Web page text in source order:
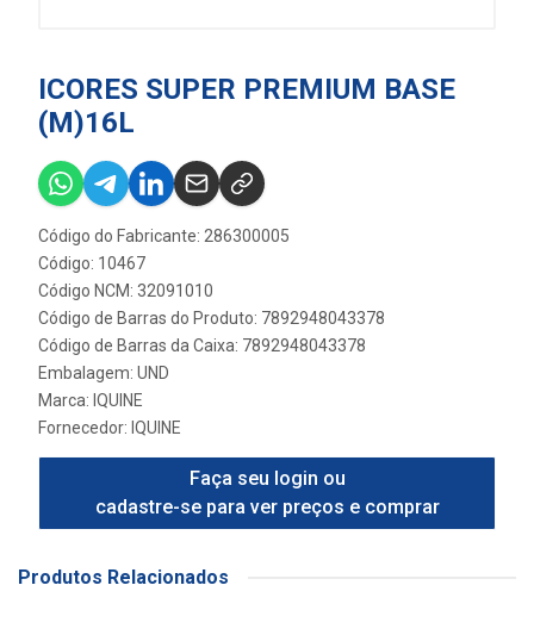
ICORES SUPER PREMIUM BASE
(M)16L
Código do Fabricante: 286300005
Código: 10467
Código NCM: 32091010
Código de Barras do Produto: 7892948043378
Código de Barras da Caixa: 7892948043378
Embalagem: UND
Marca: IQUINE
Fornecedor: IQUINE
Faça seu login ou
cadastre-se para ver preços e comprar
Produtos Relacionados